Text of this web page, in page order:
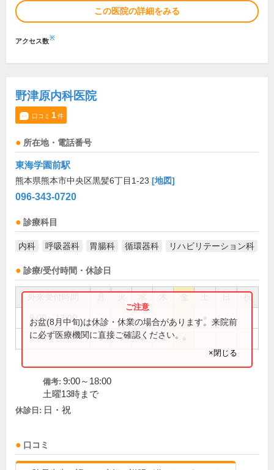
この医院の詳細をみる
アクセス数※
野津原内科医院
口コミ 1件
所在地・電話番号
東海学園前駅
熊本県熊本市中央区黒髪6丁目1-23 [地図]
096-343-0720
診療科目
内科 呼吸器科 胃腸科 循環器科 リハビリテーション科
診療/受付時間・休診日
祝
9:00～13:00
9:00～18:00 ● ● ● ●
お盆(8月中旬)は休診・休業の場合があります。来院前
に必ず医療機関に直接ご確認ください。
×閉じる
備考: 9:00～18:00
土曜13時まで
休診日: 日・祝
口コミ